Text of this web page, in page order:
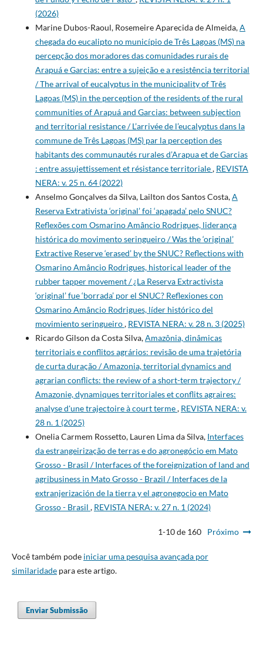
(2026)
Marine Dubos-Raoul, Rosemeire Aparecida de Almeida,A
chegada do eucalipto no município de Três Lagoas (MS) na
percepção dos moradores das comunidades rurais de
Arapuá e Garcias: entre a sujeição e a resistência territorial
/ The arrival of eucalyptus in the municipality of Três
Lagoas (MS) in the perception of the residents of the rural
communities of Arapuá and Garcias: between subjection
and territorial resistance / L’arrivée de l’eucalyptus dans la
commune de Três Lagoas (MS) par la perception des
habitants des communautés rurales d’Arapua et de Garcias
: entre assujettissement et résistance territoriale, REVISTA
NERA: v. 25 n. 64 (2022)
Anselmo Gonçalves da Silva, Lailton dos Santos Costa,A
Reserva Extrativista ‘original’ foi ‘apagada’ pelo SNUC?
Reflexões com Osmarino Amâncio Rodrigues, liderança
histórica do movimento seringueiro / Was the ‘original’
Extractive Reserve ‘erased’ by the SNUC? Reflections with
Osmarino Amâncio Rodrigues, historical leader of the
rubber tapper movement / ¿La Reserva Extractivista
‘original’ fue ‘borrada’ por el SNUC? Reflexiones con
Osmarino Amâncio Rodrigues, líder histórico del
movimiento seringueiro, REVISTA NERA: v. 28 n. 3 (2025)
Ricardo Gilson da Costa Silva,Amazônia, dinâmicas
territoriais e conflitos agrários: revisão de uma trajetória
de curta duração / Amazonia, territorial dynamics and
agrarian conflicts: the review of a short-term trajectory /
Amazonie, dynamiques territoriales et conflits agraires:
analyse d'une trajectoire à court terme, REVISTA NERA: v.
28 n. 1 (2025)
Onelia Carmem Rossetto, Lauren Lima da Silva, Interfaces
da estrangeirização de terras e do agronegócio em Mato
Grosso - Brasil / Interfaces of the foreignization of land and
agribusiness in Mato Grosso - Brazil / Interfaces de la
extranjerización de la tierra y el agronegocio en Mato
Grosso - Brasil , REVISTA NERA: v. 27 n. 1 (2024)
1-10 de 160 Próximo
Você também pode iniciar uma pesquisa avançada por
similaridadepara este artigo.
Enviar Submissão